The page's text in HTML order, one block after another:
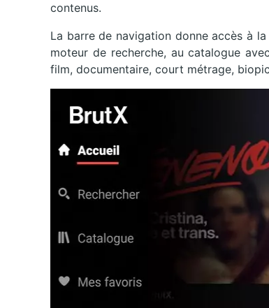
contenus.
La barre de navigation donne accès à
moteur de recherche, au catalogue
film, documentaire, court métrage,